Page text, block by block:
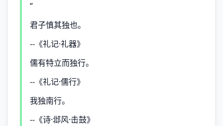
”
君子慎其独也。
--《礼记·礼器》
儒有特立而独行。
--《礼记·儒行》
我独南行。
--《诗·邶风·击鼓》